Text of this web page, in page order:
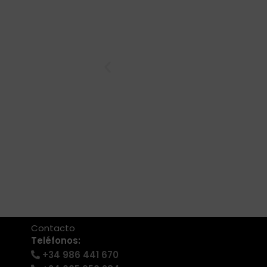
Contacto
Teléfonos:
+34 986 441 670